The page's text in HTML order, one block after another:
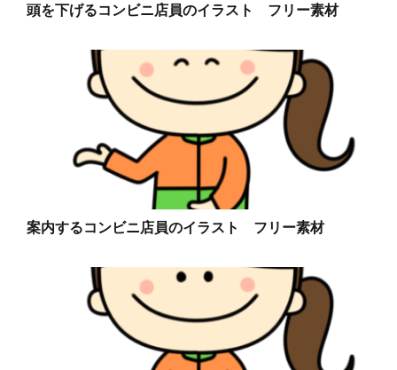
頭を下げるコンビニ店員のイラスト フリー素材
案内するコンビニ店員のイラスト フリー素材